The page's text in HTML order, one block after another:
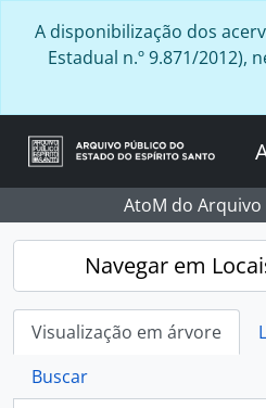
A disponibilização dos
Estadual n.º 9.871/
AtoM do
Navegar em
Visualização em árvore
Buscar